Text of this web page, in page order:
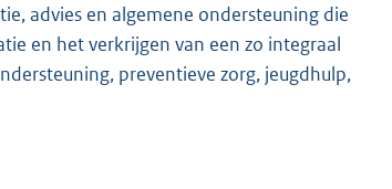
advies en algemene ondersteuning die
en het verkrijgen van een zo integraal
preventieve zorg, jeugdhulp,